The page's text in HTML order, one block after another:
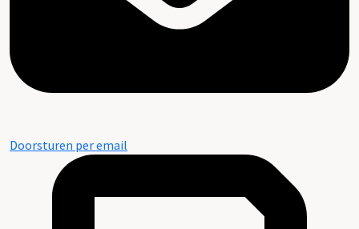
Doorsturen per email